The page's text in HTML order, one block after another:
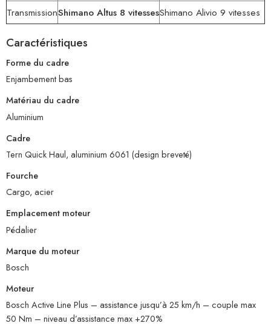
TransmissionShimano Altus 8 vitessesShimano Alivio 9 vitesses
Caractéristiques
Forme du cadre
Enjambement bas
Matériau du cadre
Aluminium
Cadre
Tern Quick Haul, aluminium 6061 (design breveté)
Fourche
Cargo, acier
Emplacement moteur
Pédalier
Marque du moteur
Bosch
Moteur
Bosch Active Line Plus – assistance jusqu’à 25 km/h – couple max
50 Nm – niveau d’assistance max +270%